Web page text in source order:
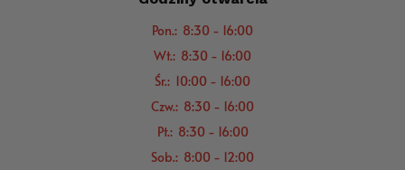
Pon.: 8:30 - 16:00
Wt.: 8:30 - 16:00
Śr.: 10:00 - 16:00
Czw.: 8:30 - 16:00
Pt.: 8:30 - 16:00
Sob.: 8:00 - 12:00